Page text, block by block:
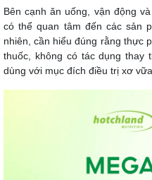
Bên cạnh ăn uống, vận động
có thể quan tâm đến các sản
nhiên, cần hiểu đúng rằng thực
thuốc, không có tác dụng thay
dùng với mục đích điều trị xơ